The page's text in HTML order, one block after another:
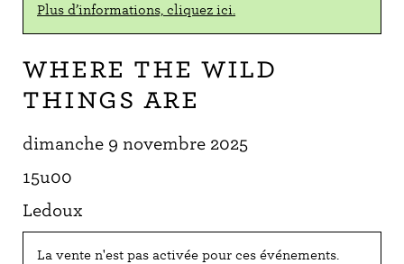
Plus d’informations, cliquez ici.
Where the Wild
Things Are
dimanche 9 novembre 2025
15u00
Ledoux
La vente n'est pas activée pour ces événements.